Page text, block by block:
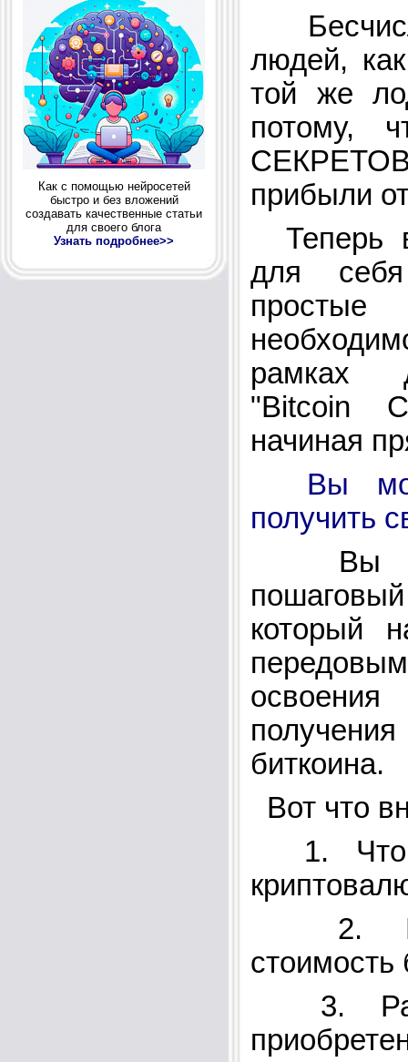
Как с помощью нейросетей
быстро и без вложений
создавать качественные статьи
для своего блога
Узнать подробнее>>
людей,
той же
потому,
прибыли
Теперь
для
рамках
"Bitcoin
начиная
Вы
получить
Вы
который
биткоина.
Вот что
1. Что
2. Как
стоимость
3.